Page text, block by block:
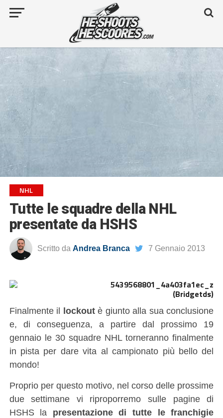
NHL
Tutte le squadre della NHL
presentate da HSHS
Scritto da Andrea Branca 7 Gennaio 2013
(Bridgetds)
Finalmente il lockoutè giunto alla sua conclusione
e, di conseguenza, a partire dal prossimo 19
gennaio le 30 squadre NHL torneranno finalmente
in pista per dare vita al campionato più bello del
mondo!
Proprio per questo motivo, nel corso delle prossime
due settimane vi riproporremo sulle pagine di
HSHS la presentazione di tutte le franchigie